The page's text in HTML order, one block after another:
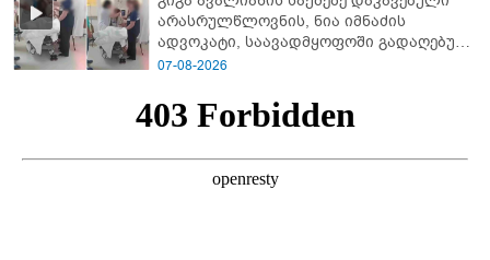
არასრულწლოვნის, ნია იმნაძის
ადვოკატი, საავადმყოფოში გადაღებულ
კადრებს ავრცელებს
07-08-2026